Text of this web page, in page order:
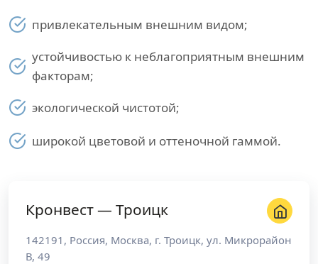
привлекательным внешним видом;
устойчивостью к неблагоприятным внешним
факторам;
экологической чистотой;
широкой цветовой и оттеночной гаммой.
Кронвест — Троицк
142191 , Россия, Москва, г. Троицк, ул. Микрорайон
В, 49